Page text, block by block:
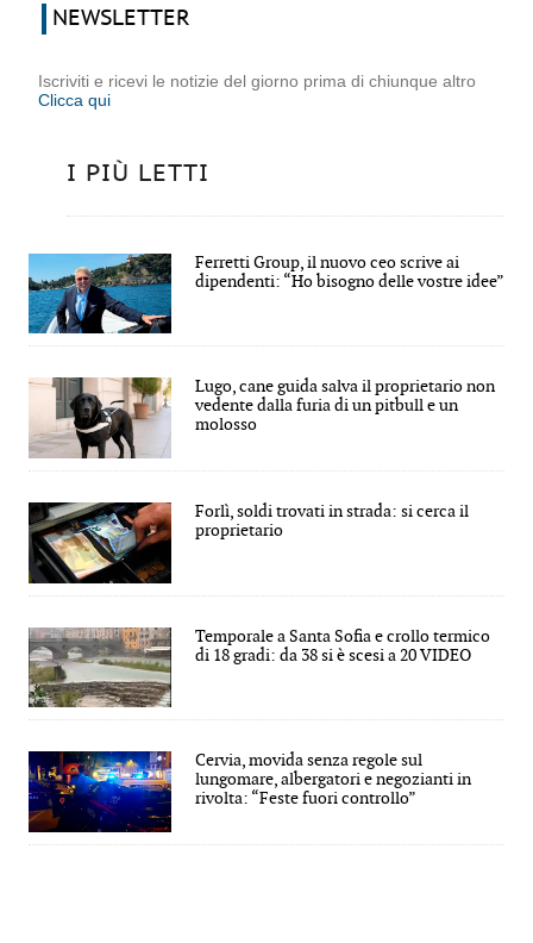
NEWSLETTER
Iscriviti e ricevi le notizie del giorno prima di chiunque altro
Clicca qui
I PIÙ LETTI
Ferretti Group, il nuovo ceo scrive ai
dipendenti: “Ho bisogno delle vostre idee”
Lugo, cane guida salva il proprietario non
vedente dalla furia di un pitbull e un
molosso
Forlì, soldi trovati in strada: si cerca il
proprietario
Temporale a Santa Sofia e crollo termico
di 18 gradi: da 38 si è scesi a 20 VIDEO
Cervia, movida senza regole sul
lungomare, albergatori e negozianti in
rivolta: “Feste fuori controllo”